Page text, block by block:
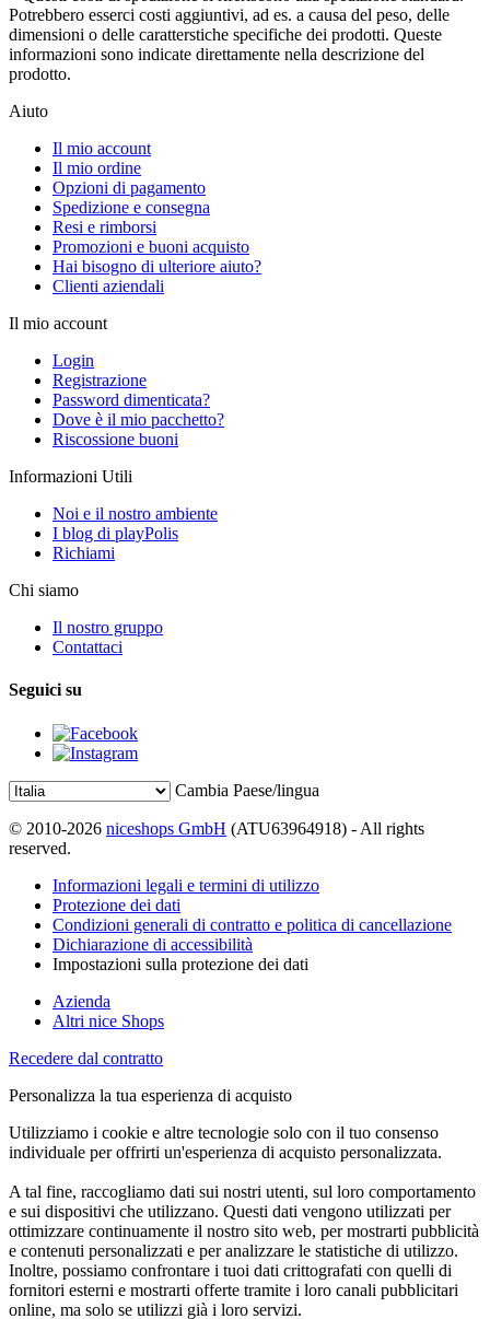
Potrebbero esserci costi aggiuntivi, ad es. a causa del peso, delle
dimensioni o delle caratterstiche specifiche dei prodotti. Queste
informazioni sono indicate direttamente nella descrizione del
prodotto.
Aiuto
Il mio account
Il mio ordine
Opzioni di pagamento
Spedizione e consegna
Resi e rimborsi
Promozioni e buoni acquisto
Hai bisogno di ulteriore aiuto?
Clienti aziendali
Il mio account
Login
Registrazione
Password dimenticata?
Dove è il mio pacchetto?
Riscossione buoni
Informazioni Utili
Noi e il nostro ambiente
I blog di playPolis
Richiami
Chi siamo
Il nostro gruppo
Contattaci
Seguici su
Cambia Paese/lingua
© 2010-2026 niceshops GmbH (ATU63964918) - All rights
reserved.
Informazioni legali e termini di utilizzo
Protezione dei dati
Condizioni generali di contratto e politica di cancellazione
Dichiarazione di accessibilità
Impostazioni sulla protezione dei dati
Azienda
Altri nice Shops
Recedere dal contratto
Personalizza la tua esperienza di acquisto
Utilizziamo i cookie e altre tecnologie solo con il tuo consenso
individuale per offrirti un'esperienza di acquisto personalizzata.
A tal fine, raccogliamo dati sui nostri utenti, sul loro comportamento
e sui dispositivi che utilizzano. Questi dati vengono utilizzati per
ottimizzare continuamente il nostro sito web, per mostrarti pubblicità
e contenuti personalizzati e per analizzare le statistiche di utilizzo.
Inoltre, possiamo confrontare i tuoi dati crittografati con quelli di
fornitori esterni e mostrarti offerte tramite i loro canali pubblicitari
online, ma solo se utilizzi già i loro servizi.